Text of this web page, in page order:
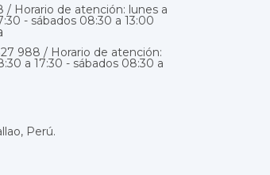
/ Horario de atención: lunes a
- sábados 08:30 a 13:00
988 / Horario de atención:
a 17:30 - sábados 08:30 a
Perú.